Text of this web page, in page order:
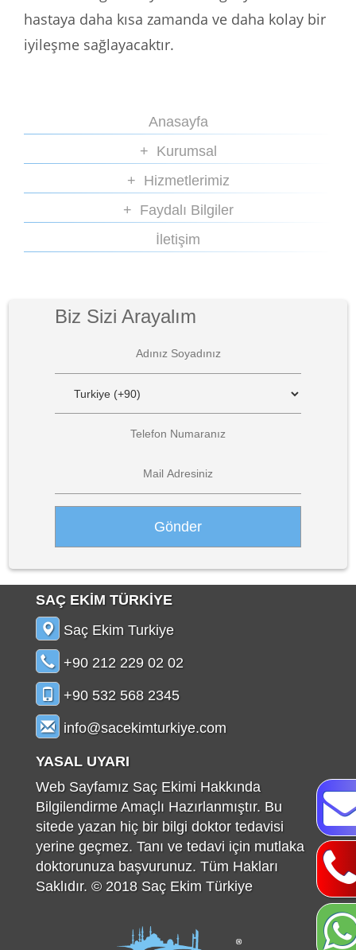
hastaya daha kısa zamanda ve daha kolay bir
iyileşme sağlayacaktır.
Anasayfa
Kurumsal
Hizmetlerimiz
Faydalı Bilgiler
İletişim
Biz Sizi Arayalım
SAÇ EKİM TÜRKİYE
Saç Ekim Turkiye
+90 212 229 02 02
+90 532 568 2345
info@sacekimturkiye.com
YASAL UYARI
Web Sayfamız Saç Ekimi Hakkında
Bilgilendirme Amaçlı Hazırlanmıştır. Bu
sitede yazan hiç bir bilgi doktor tedavisi
yerine geçmez. Tanı ve tedavi için mutlaka
doktorunuza başvurunuz. Tüm Hakları
Saklıdır. © 2018 Saç Ekim Türkiye